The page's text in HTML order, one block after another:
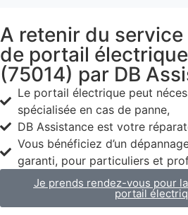
A retenir du
de portail
(75014) par DB
Le portail électrique peut
spécialisée en cas de panne,
DB Assistance est votre
Vous bénéficiez d’un
garanti, pour particuliers et
Je prends rendez-vous pour
portail